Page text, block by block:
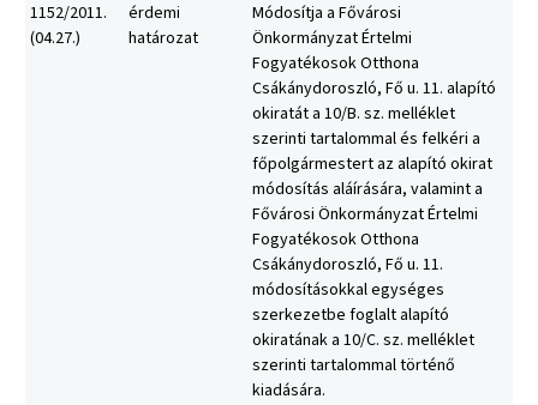
1152/2011.
(04.27.)
érdemi
határozat
Módosítja a Fővárosi
Önkormányzat Értelmi
Fogyatékosok Otthona
Csákánydoroszló, Fő u. 11. alapító
okiratát a 10/B. sz. melléklet
szerinti tartalommal és felkéri a
főpolgármestert az alapító okirat
módosítás aláírására, valamint a
Fővárosi Önkormányzat Értelmi
Fogyatékosok Otthona
Csákánydoroszló, Fő u. 11.
módosításokkal egységes
szerkezetbe foglalt alapító
okiratának a 10/C. sz. melléklet
szerinti tartalommal történő
kiadására.